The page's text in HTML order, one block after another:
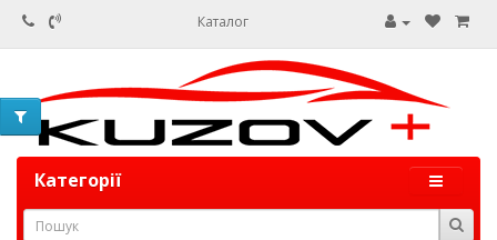
Каталог
Категорії